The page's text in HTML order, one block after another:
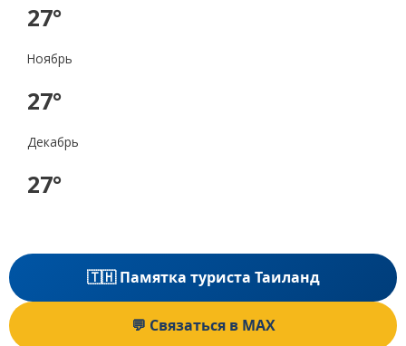
27°
Ноябрь
27°
Декабрь
27°
🇹🇭 Памятка туриста Таиланд
💬 Связаться в MAX